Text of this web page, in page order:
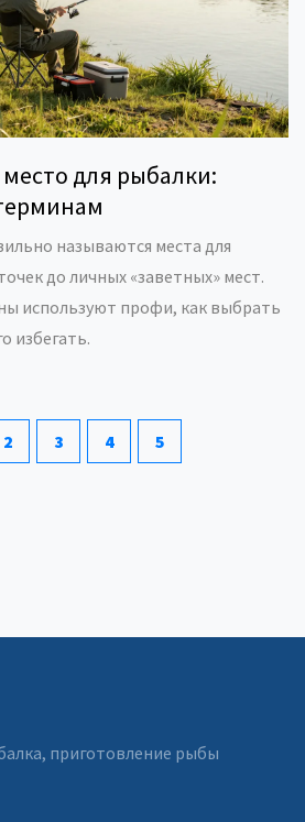
для рыбалки:
называются места для
до личных «заветных» мест.
используют профи, как выбрать
избегать.
2 3 4 5
приготовление рыбы